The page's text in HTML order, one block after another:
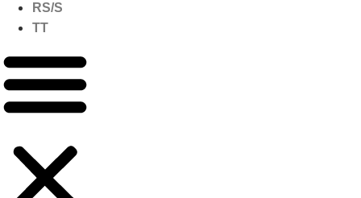
RS/S
TT